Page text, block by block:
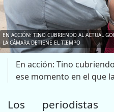
EN ACCIÓN: TINO CUBRIENDO AL ACTUAL
LA CÁMARA DETIENE EL TIEMPO
En acción: Tino
ese momento en el que
Los periodistas